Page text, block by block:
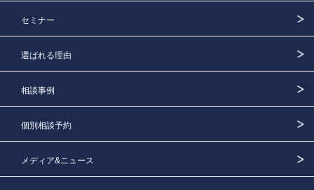
セミナー
選ばれる理由
相談事例
個別相談予約
メディア&ニュース